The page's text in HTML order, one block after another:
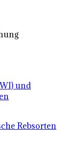
und
Rebsorten